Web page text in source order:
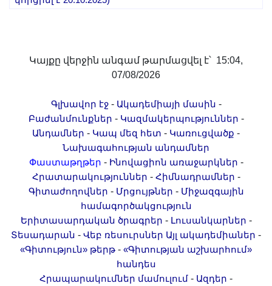
Կայքը վերջին անգամ թարմացվել է՝ 15:04,
07/08/2026
Գլխավոր էջ- Ակադեմիայի մասին -
Բաժանմունքներ - Կազմակերպություններ -
Անդամներ - Կապ մեզ հետ - Կառուցվածք -
Նախագահության անդամներ
Փաստաթղթեր - Ինովացիոն առաջարկներ -
Հրատարակություններ - Հիմնադրամներ -
Գիտաժողովներ - Մրցույթներ - Միջազգային
համագործակցություն
Երիտասարդական ծրագրեր - Լուսանկարներ -
Տեսադարան - Վեբ ռեսուրսներ Այլ ակադեմիաներ -
«Գիտություն» թերթ - «Գիտության աշխարհում»
հանդես
Հրապարակումներ մամուլում - Ազդեր -